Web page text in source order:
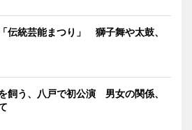
伝統芸能まつり」 獅子舞や太鼓、
飼う、八戸で初公演 男女の関係、